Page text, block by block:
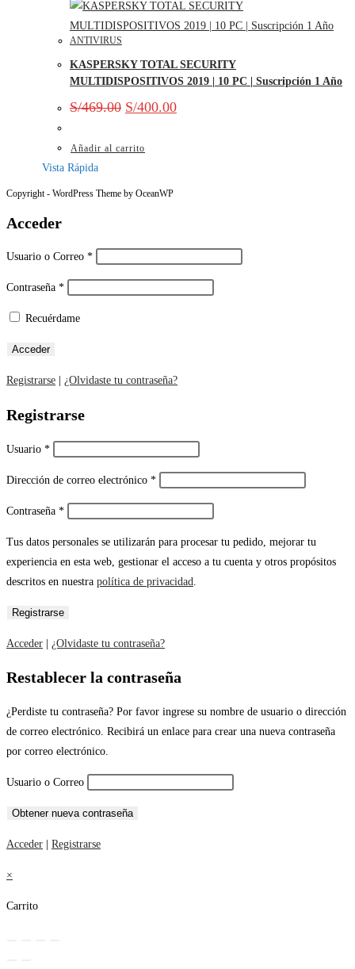
ANTIVIRUS
KASPERSKY TOTAL SECURITY
MULTIDISPOSITIVOS 2019 | 10 PC | Suscripción 1 Año
S/469.00 S/400.00
Añadir al carrito
Vista Rápida
Copyright - WordPress Theme by OceanWP
Acceder
Usuario o Correo *
Contraseña *
Recuérdame
Registrarse ¿Olvidaste tu contraseña?
Registrarse
Usuario *
Dirección de correo electrónico *
Contraseña *
Tus datos personales se utilizarán para procesar tu pedido, mejorar tu
experiencia en esta web, gestionar el acceso a tu cuenta y otros propósitos
descritos en nuestra política de privacidad
Acceder | ¿Olvidaste tu contraseña?
Restablecer la contraseña
¿Perdiste tu contraseña? Por favor ingrese su nombre de usuario o dirección
de correo electrónico. Recibirá un enlace para crear una nueva contraseña
por correo electrónico.
Usuario o Correo
Acceder | Registrarse
×
Carrito